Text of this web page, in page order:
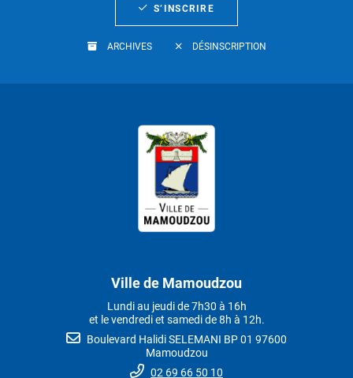
S’INSCRIRE
ARCHIVES DÉSINSCRIPTION
Ville de Mamoudzou
Lundi au jeudi de 7h30 à 16h
et le vendredi et samedi de 8h à 12h.
Boulevard Halidi SELEMANI BP 01 97600
Mamoudzou
02 69 66 50 10